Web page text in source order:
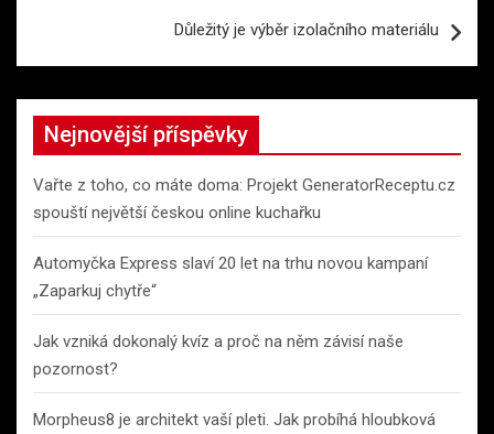
Důležitý je výběr izolačního materiálu
Nejnovější příspěvky
Vařte z toho, co máte doma: Projekt GeneratorReceptu.cz
spouští největší českou online kuchařku
Automyčka Express slaví 20 let na trhu novou kampaní
„Zaparkuj chytře“
Jak vzniká dokonalý kvíz a proč na něm závisí naše
pozornost?
Morpheus8 je architekt vaší pleti. Jak probíhá hloubková